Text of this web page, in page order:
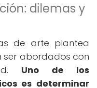
dilemas y
de arte plantea
ser abordados con
Uno de los
es determinar